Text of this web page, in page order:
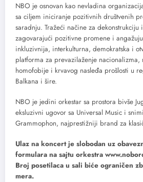
NBO je osnovan kao nevladina
sa ciljem iniciranje pozitivnih društvenih
saradnju. Tražeći načine za dekonstrukciju
zagovarajući pozitivne promene i
inkluzivnija, interkulturna, demokratska i
platforma za prevazilaženje nacionalizma,
homofobije i krvavog nasleđa prošlosti u
Balkana i šire.
NBO je jedini orkestar sa prostora bivše
eksluzivni ugovor sa Universal Music i
Grammophon, najprestižniji brand za
Ulaz na koncert je slobodan uz
formulara na sajtu orkestra
Broj posetilaca u sali biće ograničen
mera.